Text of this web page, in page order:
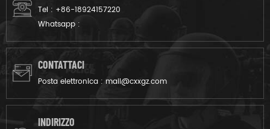
Tel : +86-18924157220
Whatsapp :
CONTATTACI
Posta elettronica : mail@cxxgz.com
INDIRIZZO